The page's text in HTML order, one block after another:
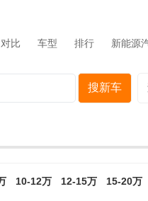
对比 车型 排行 新能源
搜新车
10-12万 12-15万 15-20万